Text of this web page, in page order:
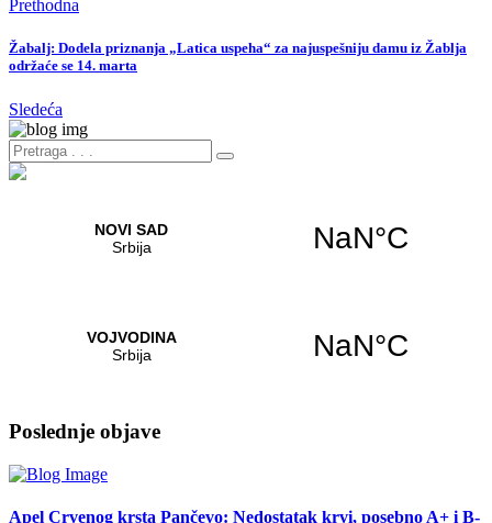
Prethodna
Žabalj: Dodela priznanja „Latica uspeha“ za najuspešniju damu iz Žablja
održaće se 14. marta
Sledeća
Poslednje objave
Apel Crvenog krsta Pančevo: Nedostatak krvi, posebno A+ i B-